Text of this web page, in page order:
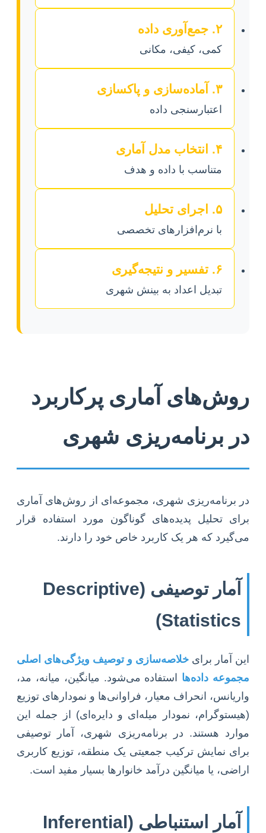
۲. جمع‌آوری داده
کمی، کیفی، مکانی
۳. آماده‌سازی و پاکسازی
اعتبارسنجی داده
۴. انتخاب مدل آماری
متناسب با داده و هدف
۵. اجرای تحلیل
با نرم‌افزارهای تخصصی
۶. تفسیر و نتیجه‌گیری
تبدیل اعداد به بینش شهری
روش‌های آماری پرکاربرد
در برنامه‌ریزی شهری
در برنامه‌ریزی شهری، مجموعه‌ای از روش‌های آماری
برای تحلیل پدیده‌های گوناگون مورد استفاده قرار
می‌گیرد که هر یک کاربرد خاص خود را دارند.
آمار توصیفی (Descriptive
Statistics)
این آمار برای خلاصه‌سازی و توصیف ویژگی‌های اصلی
مجموعه داده‌ها استفاده می‌شود. میانگین، میانه، مد،
واریانس، انحراف معیار، فراوانی‌ها و نمودارهای توزیع
(هیستوگرام، نمودار میله‌ای و دایره‌ای) از جمله این
موارد هستند. در برنامه‌ریزی شهری، آمار توصیفی
برای نمایش ترکیب جمعیتی یک منطقه، توزیع کاربری
اراضی، یا میانگین درآمد خانوارها بسیار مفید است.
آمار استنباطی (Inferential